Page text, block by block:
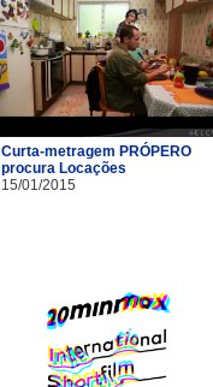
Curta-metragem PRÓPERO
procura Locações
15/01/2015